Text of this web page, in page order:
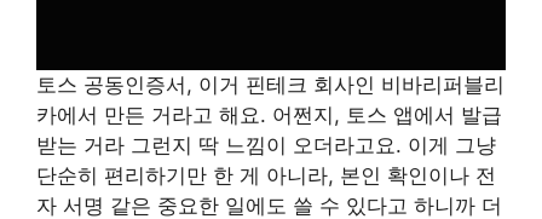
토스 공동인증서, 이거 핀테크 회사인 비바리퍼블리
카에서 만든 거라고 해요. 어쩐지, 토스 앱에서 발급
받는 거라 그런지 딱 느낌이 오더라고요. 이게 그냥
단순히 편리하기만 한 게 아니라, 본인 확인이나 전
자 서명 같은 중요한 일에도 쓸 수 있다고 하니까 더